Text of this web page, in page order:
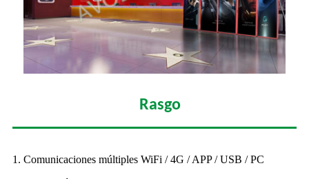
Rasgo
1. Comunicaciones múltiples WiFi / 4G / APP / USB / PC